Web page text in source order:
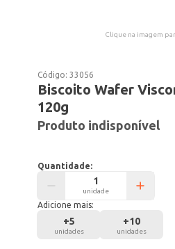
Clique na imagem
Código:33056
Biscoito Wafer
120g
Produto indisponível
Quantidade:
unidade
Adicione mais:
+5
unidades
+10
unidades